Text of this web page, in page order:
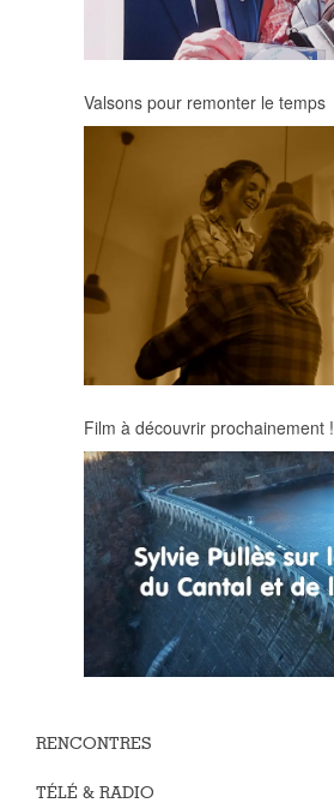
Valsons pour remonter le temps
Film à découvrir prochainement !
RENCONTRES
TÉLÉ & RADIO